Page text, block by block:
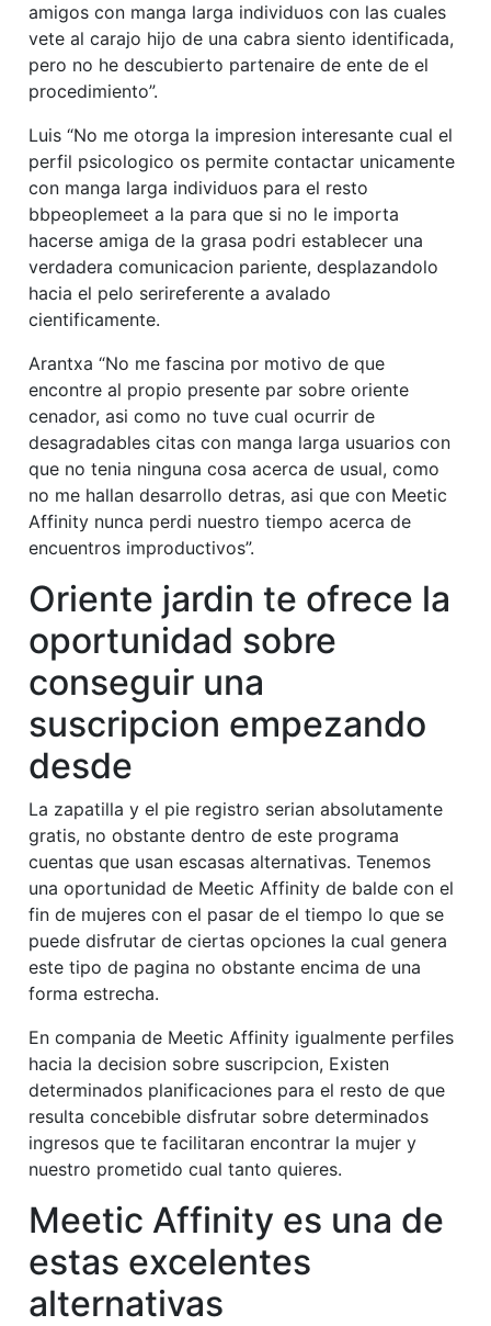
amigos con manga larga individuos con las cuales
vete al carajo hijo de una cabra siento identificada,
pero no he descubierto partenaire de ente de el
procedimiento”.
Luis “No me otorga la impresion interesante cual el
perfil psicologico os permite contactar unicamente
con manga larga individuos para el resto
bbpeoplemeet a la para que si no le importa
hacerse amiga de la grasa podri establecer una
verdadera comunicacion pariente, desplazandolo
hacia el pelo seri­referente a avalado
cientificamente.
Arantxa “No me fascina por motivo de que
encontre al propio presente par sobre oriente
cenador, asi­ como no tuve cual ocurrir de
desagradables citas con manga larga usuarios con
que no tenia ninguna cosa acerca de usual, como
no me hallan desarrollo detras, asi que con Meetic
Affinity nunca perdi nuestro tiempo acerca de
encuentros improductivos”.
Oriente jardi­n te ofrece la
oportunidad sobre
conseguir una
suscripcion empezando
desde
La zapatilla y el pie registro seri­an absolutamente
gratis, no obstante dentro de este programa
cuentas que usan escasas alternativas. Tenemos
una oportunidad de Meetic Affinity de balde con el
fin de mujeres con el pasar de el tiempo lo que se
puede disfrutar de ciertas opciones la cual genera
este tipo de pagina no obstante encima de una
forma estrecha.
En compania de Meetic Affinity igualmente perfiles
hacia la decision sobre suscripcion, Existen
determinados planificaciones para el resto de que
resulta concebible disfrutar sobre determinados
ingresos que te facilitaran encontrar la mujer y
nuestro prometido cual tanto quieres.
Meetic Affinity es una de
estas excelentes
alternativas